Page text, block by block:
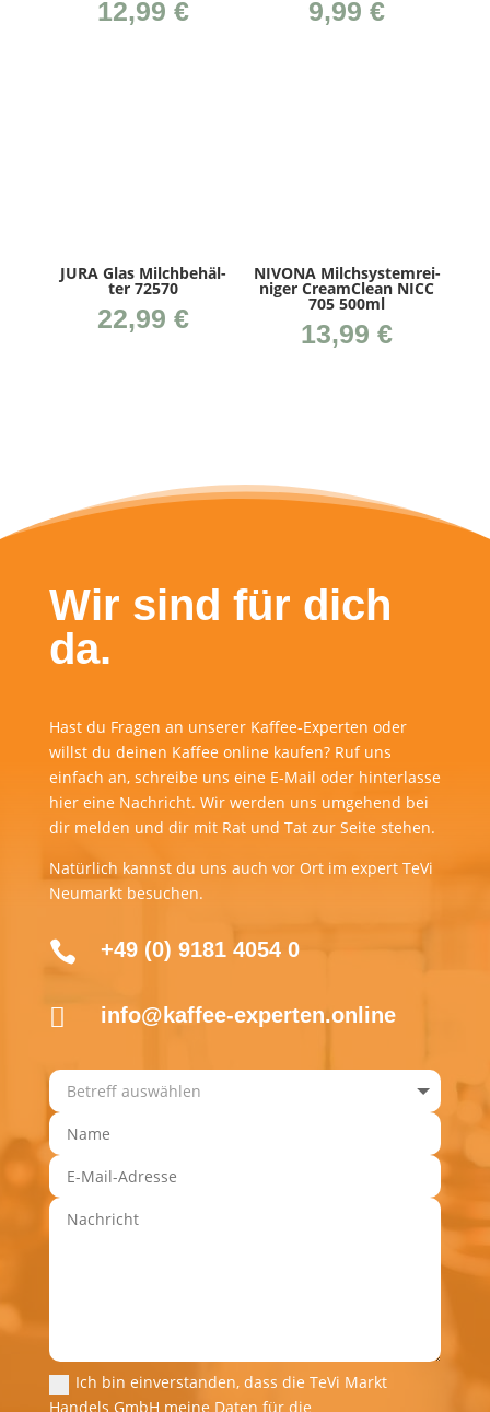
12,99 € 9,99€
JURA Glas Milch­be­häl­
ter 72570
22,99 €
NIVONA Milch­sys­tem­rei­
ni­ger CreamClean NICC
705 500ml
13,99€
Wir sind für dich
da.
Hast du Fragen an unserer Kaffee-Experten oder
willst du deinen Kaffee online kaufen? Ruf uns
einfach an, schreibe uns eine E-Mail oder hinterlasse
hier eine Nachricht. Wir werden uns umgehend bei
dir melden und dir mit Rat und Tat zur Seite stehen.
Natürlich kannst du uns auch vor Ort im expert TeVi
Neumarkt besuchen.
 +49 (0) 9181 4054 0
 info@kaffee-experten.online
Ich bin einverstanden, dass die TeVi Markt
Handels GmbH meine Daten für die